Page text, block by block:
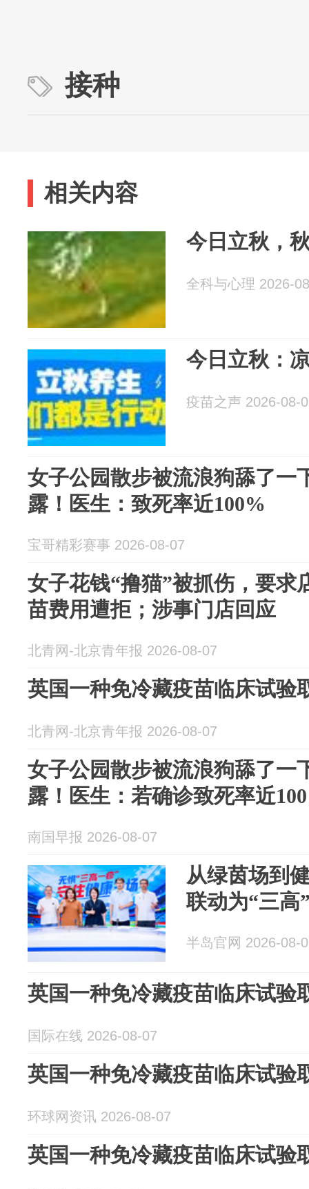
接种
相关内容
今日立秋，
全科与心理 2026-
今日立秋：
疫苗之声 2026-08-
女子公园散步被流浪狗舔了一
露！医生：致死率近100%
宝哥精彩赛事 2026-08-07
女子花钱“撸猫”被抓伤，要求
苗费用遭拒；涉事门店回应
北青网-北京青年报 2026-08-07
英国一种免冷藏疫苗临床试验
北青网-北京青年报 2026-08-07
女子公园散步被流浪狗舔了一
露！医生：若确诊致死率近
南国早报 2026-08-07
从绿茵场到
联动为“三高
半岛官网 2026-08-
英国一种免冷藏疫苗临床试验
国际在线 2026-08-07
英国一种免冷藏疫苗临床试验
环球网资讯 2026-08-07
英国一种免冷藏疫苗临床试验